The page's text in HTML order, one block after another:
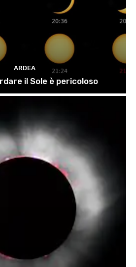
ARDEA
il Sole è pericoloso